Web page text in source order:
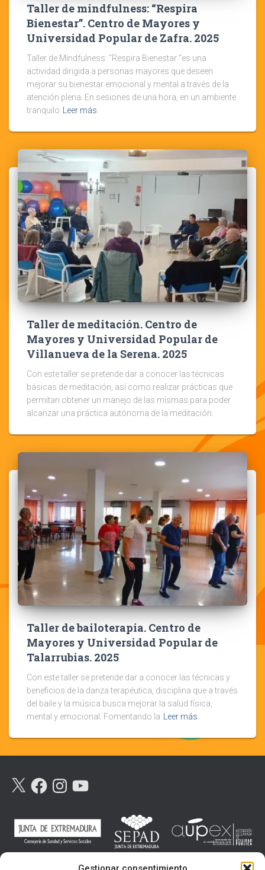
Taller de mindfulness: “Respira
Bienestar”. Centro de Mayores y
Universidad Popular de Zafra. 2025
Taller de Mindfulness: “Respira Bienestar “es una
actividad dirigida a personas mayores que deseen
mejorar su bienestar emocional y mental a través de la
atención plena. En sesiones de una hora, en un ambiente
tranquilo
Leer más
Taller de meditación. Centro de
Mayores y Universidad Popular de
Villanueva de la Serena. 2025
Con este taller se pretende dar a conocer las técnicas
básicas de meditación, así como realizar prácticas que
permitan obtener un manejo de las mismas para poder
alcanzar una práctica autónoma de la meditación.
Taller de bailoterapia. Centro de
Mayores y Universidad Popular de
Talarrubias. 2025
Con este taller se pretende dar a conocer las técnicas y
beneficios de la danza terapéutica, disciplina que a través
del baile y la música busca mejorar la salud física,
mental y emocional. Fomentando la
Leer más
X
F
A
O
O
K
N
G
R
A
M
Y
O
B
E